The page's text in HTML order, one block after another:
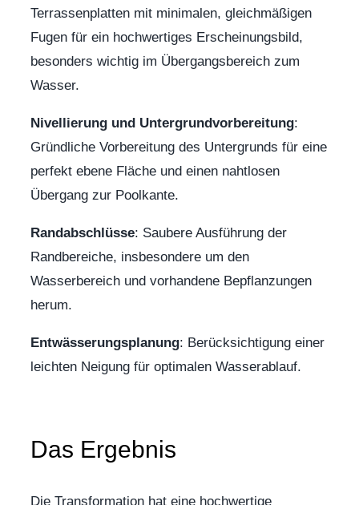
Terrassenplatten mit minimalen, gleichmäßigen
Fugen für ein hochwertiges Erscheinungsbild,
besonders wichtig im Übergangsbereich zum
Wasser.
Nivellierung und Untergrundvorbereitung:
Gründliche Vorbereitung des Untergrunds für eine
perfekt ebene Fläche und einen nahtlosen
Übergang zur Poolkante.
Randabschlüsse: Saubere Ausführung der
Randbereiche, insbesondere um den
Wasserbereich und vorhandene Bepflanzungen
herum.
Entwässerungsplanung: Berücksichtigung einer
leichten Neigung für optimalen Wasserablauf.
Das Ergebnis
Die Transformation hat eine hochwertige